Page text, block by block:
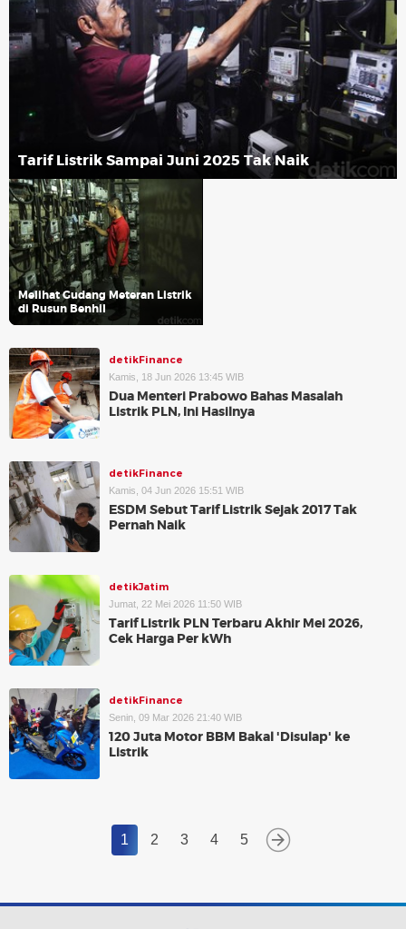
Tarif Listrik Sampai Juni 2025 Tak Naik
Melihat Gudang Meteran Listrik
di Rusun Benhil
detikFinance
Kamis, 18 Jun 2026 13:45 WIB
Dua Menteri Prabowo Bahas Masalah
Listrik PLN, Ini Hasilnya
detikFinance
Kamis, 04 Jun 2026 15:51 WIB
ESDM Sebut Tarif Listrik Sejak 2017 Tak
Pernah Naik
detikJatim
Jumat, 22 Mei 2026 11:50 WIB
Tarif Listrik PLN Terbaru Akhir Mei 2026,
Cek Harga Per kWh
detikFinance
Senin, 09 Mar 2026 21:40 WIB
120 Juta Motor BBM Bakal 'Disulap' ke
Listrik
1 2 3 4 5